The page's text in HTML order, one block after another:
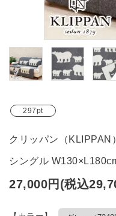
ガイドライン
297pt
クリッパン（KLIPPAN
シングル
27,000円(税込